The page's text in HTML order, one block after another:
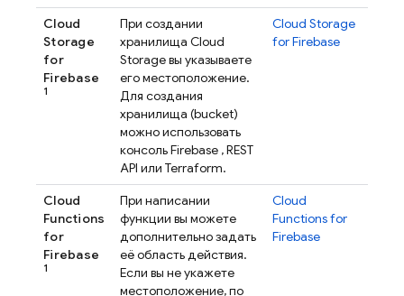
Cloud
Storage
for
Firebase
1
При создании
хранилища Cloud
Storageвы указываете
его местоположение.
Для создания
хранилища (bucket)
можно использовать
консольFirebase , REST
API или Terraform.
Cloud Storage
for Firebase
Cloud
Functions
for
Firebase
1
При написании
функции вы можете
дополнительно задать
её область действия.
Если вы не укажете
местоположение, по
Cloud
Functions for
Firebase